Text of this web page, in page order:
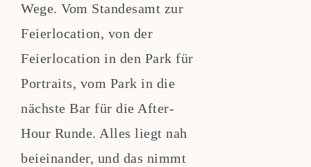
Wege. Vom Standesamt zur
Feierlocation, von der
Feierlocation in den Park für
Portraits, vom Park in die
nächste Bar für die After-
Hour Runde. Alles liegt nah
beieinander, und das nimmt